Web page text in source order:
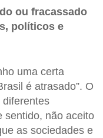
ou fracassado
políticos e
uma certa
é atrasado”. O
diferentes
sentido, não aceito
as sociedades e